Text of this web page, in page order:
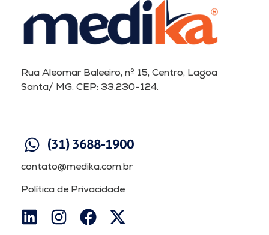
Rua Aleomar Baleeiro, nº 15, Centro, Lagoa
Santa/ MG. CEP: 33.230-124.
(31) 3688-1900
contato@medika.com.br
Política de Privacidade